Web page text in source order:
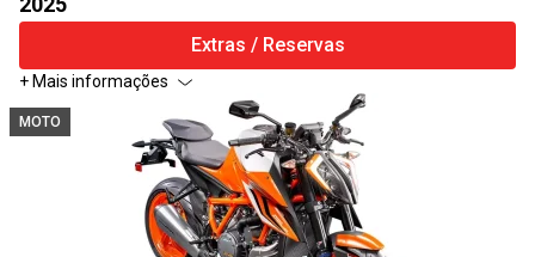
Extras / Reservas
+ Mais informações
MOTO